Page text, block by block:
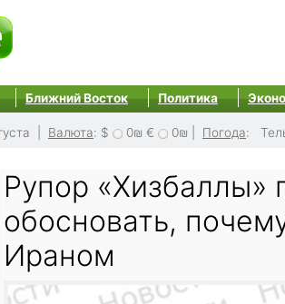
Ближний Восток Политика
| Валюта: $ 0₪ € 0₪ Погода:
Рупор «Хизбаллы»
обосновать,
Ираном